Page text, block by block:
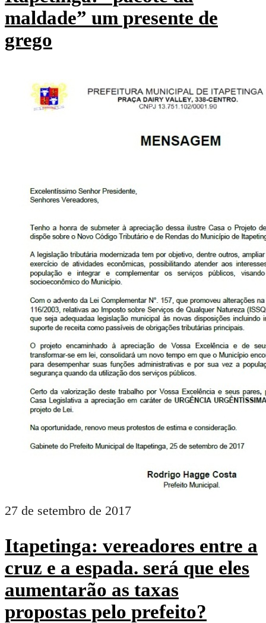
maldade” um presente de
grego
27 de setembro de 2017
Itapetinga: vereadores entre a
cruz e a espada. será que eles
aumentarão as taxas
propostas pelo prefeito?